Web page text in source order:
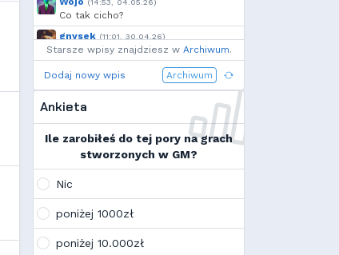
Co tak cicho?
gnysek (11:01, 30.04.26)
Grill panie, grill.
Wojo
(14:18, 29.04.26)
Jak planujecie spędzić najbliższą
Ja zainstalowałem sobie Linux mint
na swoim laptopie
Wojo
Tak, po zmianach gmclan przeżywa
wskazują, że ten rok będzie rokiem
Linuxa, rokiem odejścia od
discorda na rzecz forów
Starsze wpisy znajdziesz w Archiwum.
Dodaj nowy wpis Archiwum
Ankieta
Ile zarobiłeś do tej pory na grach
stworzonych w GM?
Nic
poniżej 1000zł
poniżej 10.000zł